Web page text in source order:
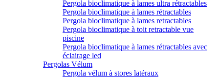
Pergola bioclimatique à lames ultra rétractables
Pergola bioclimatique à lames rétractables
Pergola bioclimatique à lames retractables
Pergola bioclimatique à toit retractable vue
piscine
Pergola bioclimatique à lames rétractables avec
éclairage led
Pergolas Vélum
Pergola vélum à stores latéraux